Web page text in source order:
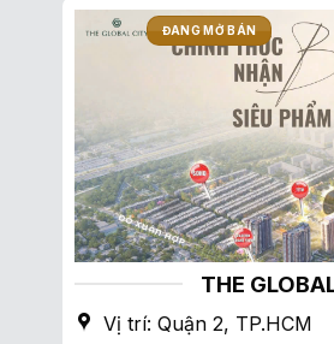
ĐANG MỞ BÁN
THE
Vị trí: Quận 2, TP.HCM